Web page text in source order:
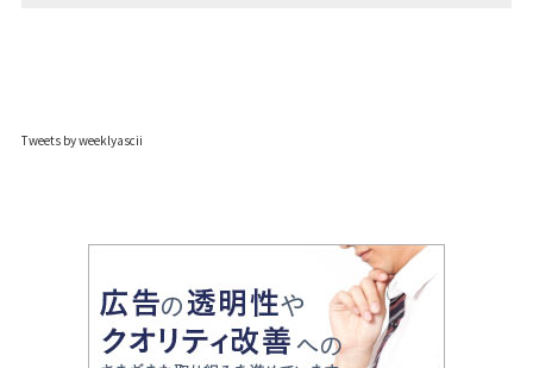
Tweets by weeklyascii